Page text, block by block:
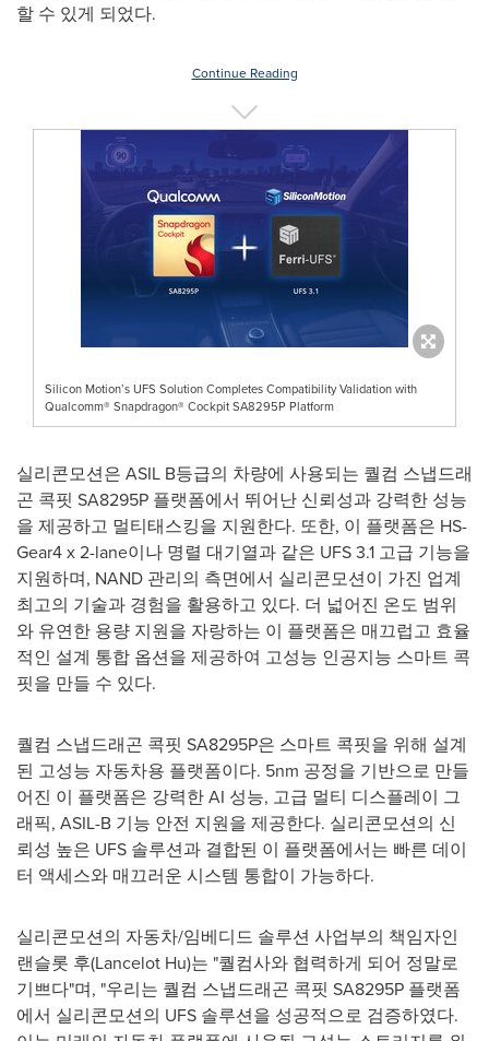
할 수 있게 되었다.
Continue Reading
Silicon Motion’s UFS Solution Completes Compatibility Validation with
Qualcomm® Snapdragon® Cockpit SA8295P Platform
실리콘모션은 ASIL B등급의 차량에 사용되는 퀄컴 스냅드래
곤 콕핏 SA8295P 플랫폼에서 뛰어난 신뢰성과 강력한 성능
을 제공하고 멀티태스킹을 지원한다. 또한, 이 플랫폼은 HS-
Gear4 x 2-lane이나 명렬 대기열과 같은 UFS 3.1 고급 기능을
지원하며, NAND 관리의 측면에서 실리콘모션이 가진 업계
최고의 기술과 경험을 활용하고 있다. 더 넓어진 온도 범위
와 유연한 용량 지원을 자랑하는 이 플랫폼은 매끄럽고 효율
적인 설계 통합 옵션을 제공하여 고성능 인공지능 스마트 콕
핏을 만들 수 있다.
퀄컴 스냅드래곤 콕핏 SA8295P은 스마트 콕핏을 위해 설계
된 고성능 자동차용 플랫폼이다. 5nm 공정을 기반으로 만들
어진 이 플랫폼은 강력한 AI 성능, 고급 멀티 디스플레이 그
래픽, ASIL-B 기능 안전 지원을 제공한다. 실리콘모션의 신
뢰성 높은 UFS 솔루션과 결합된 이 플랫폼에서는 빠른 데이
터 액세스와 매끄러운 시스템 통합이 가능하다.
실리콘모션의 자동차/임베디드 솔루션 사업부의 책임자인
랜슬롯 후(Lancelot Hu)는 "퀄컴사와 협력하게 되어 정말로
기쁘다"며, "우리는 퀄컴 스냅드래곤 콕핏 SA8295P 플랫폼
에서 실리콘모션의 UFS 솔루션을 성공적으로 검증하였다.